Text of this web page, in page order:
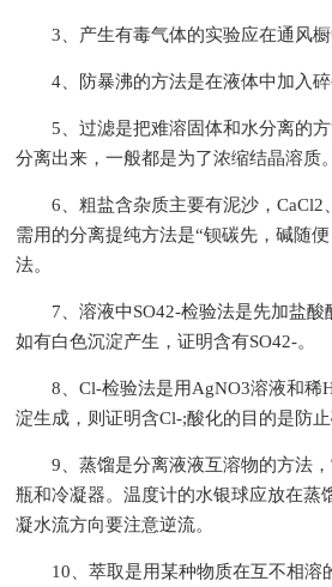
3、产生有毒气体的实验应在通风橱
4、防暴沸的方法是在液体中加入碎
5、过滤是把难溶固体和水分离的方
分离出来，一般都是为了浓缩结晶溶质。
6、粗盐含杂质主要有泥沙，CaCl2
需用的分离提纯方法是“钡碳先，碱随
法。
7、溶液中SO42-检验法是先加盐酸
如有白色沉淀产生，证明含有SO42-。
8、Cl-检验法是用AgNO3溶液和稀
淀生成，则证明含Cl-;酸化的目的是防
9、蒸馏是分离液液互溶物的方法，
瓶和冷凝器。温度计的水银球应放在蒸
凝水流方向要注意逆流。
10、萃取是用某种物质在互不相溶